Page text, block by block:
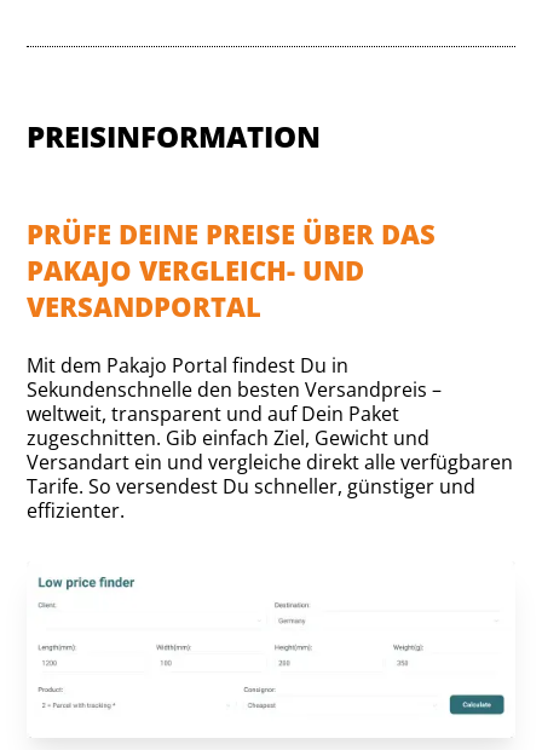
PREISINFORMATION
PRÜFE DEINE PREISE ÜBER DAS
PAKAJO VERGLEICH- UND
VERSANDPORTAL
Mit dem Pakajo Portal findest Du in
Sekundenschnelle den besten Versandpreis –
weltweit, transparent und auf Dein Paket
zugeschnitten. Gib einfach Ziel, Gewicht und
Versandart ein und vergleiche direkt alle verfügbaren
Tarife. So versendest Du schneller, günstiger und
effizienter.